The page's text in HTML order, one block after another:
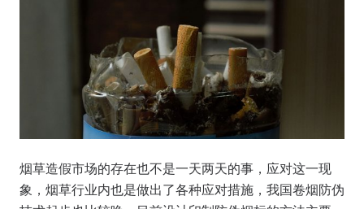
烟草造假市场的存在也不是一天两天的事，应对这一现
象，烟草行业内也是做出了各种应对措施，我国卷烟防伪